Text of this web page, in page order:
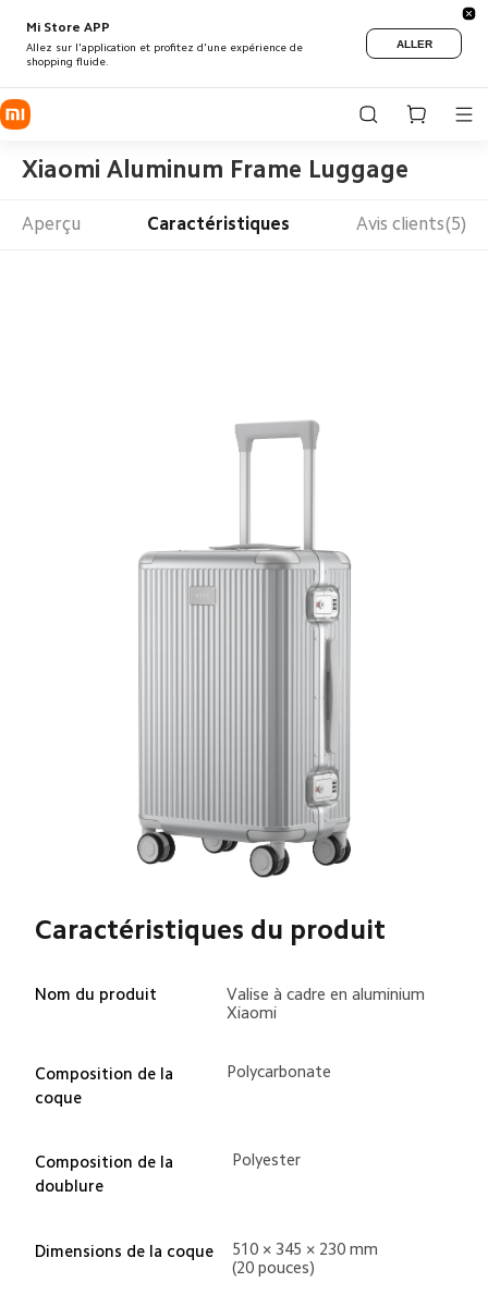
Mi Store APP
Allez sur l'application et profitez d'une expérience de
shopping fluide.
ALLER
Xiaomi Aluminum Frame Luggage
Aperçu Caractéristiques Avis clients(5)
Caractéristiques du produit
Nom du produit
Valise à cadre en aluminium
Xiaomi
Composition de la
coque
Polycarbonate
Composition de la
doublure
Polyester
Dimensions de la coque
510 × 345 × 230 mm
(20 pouces)